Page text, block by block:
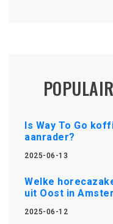
Is Way To Go
aanrader?
2025-06-13
Welke
uit Oost in
2025-06-12